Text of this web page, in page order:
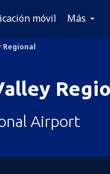
móvil Más
Regional
Airport